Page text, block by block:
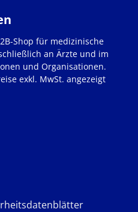
Shop für medizinische
an Ärzte und im
und Organisationen.
exkl. MwSt. angezeigt